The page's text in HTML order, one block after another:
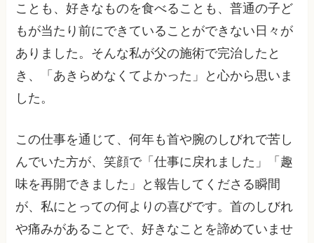
ことも、好きなものを食べることも、普通の子ど
もが当たり前にできていることができない日々が
ありました。そんな私が父の施術で完治したと
き、「あきらめなくてよかった」と心から思いま
した。
この仕事を通じて、何年も首や腕のしびれで苦し
んでいた方が、笑顔で「仕事に戻れました」「趣
味を再開できました」と報告してくださる瞬間
が、私にとっての何よりの喜びです。首のしびれ
や痛みがあることで、好きなことを諦めていませ